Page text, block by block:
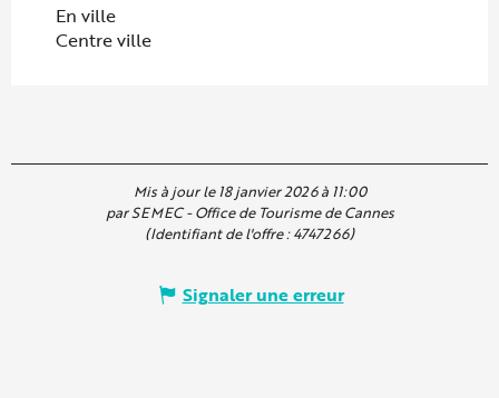
En ville
Centre ville
Mis à jour le 18 janvier 2026 à 11:00
par SEMEC - Office de Tourisme de Cannes
(Identifiant de l'offre :4747266)
Signaler une erreur